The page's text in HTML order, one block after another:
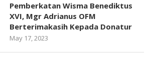
Pemberkatan Wisma Benediktus
XVI, Mgr Adrianus OFM
Berterimakasih Kepada Donatur
May 17, 2023